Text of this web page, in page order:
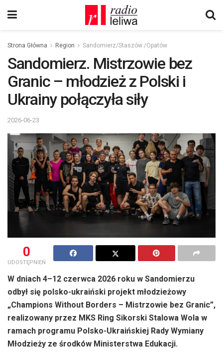
Strona Główna Region Sandomierz/Staszów /Opatów
Sandomierz. Mistrzowie bez
Granic – młodzież z Polski i
Ukrainy połączyła siły
2026-06-23
0
UDOSTĘPNIEŃ
W dniach 4–12 czerwca 2026 roku w Sandomierzu
odbył się polsko-ukraiński projekt młodzieżowy
„Champions Without Borders – Mistrzowie bez Granic”,
realizowany przez MKS Ring Sikorski Stalowa Wola w
ramach programu Polsko-Ukraińskiej Rady Wymiany
Młodzieży ze środków Ministerstwa Edukacji.